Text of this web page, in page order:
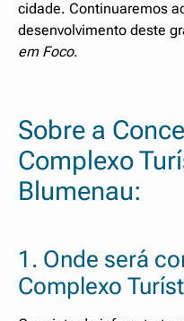
cidade. Continuaremos
desenvolvimento deste
em Foco.
Sobre a
Complexo
Blumenau:
1. Onde será
Complexo